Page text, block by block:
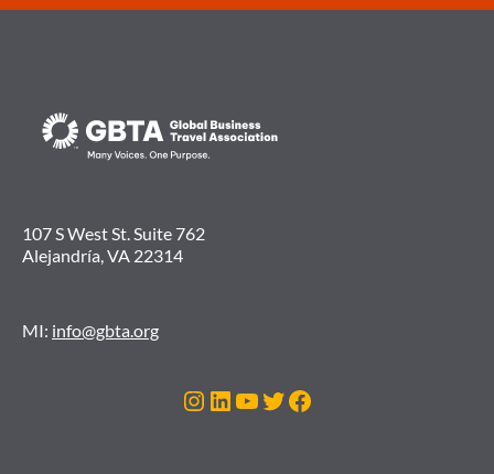
107 S West St. Suite 762
Alejandría, VA 22314
MI: info@gbta.org
Instagram
LinkedIn
YouTube
Twitter
Facebook